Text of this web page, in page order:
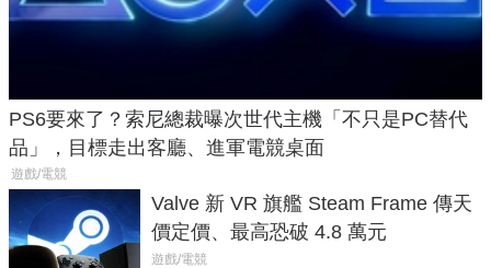
PS6要來了？索尼總裁曝次世代主機「不只是PC替代
品」，目標走出客廳、進軍電競桌面
遊戲/電競
Valve 新 VR 旗艦 Steam Frame 傳天
價定價、最高恐破 4.8 萬元
遊戲/電競